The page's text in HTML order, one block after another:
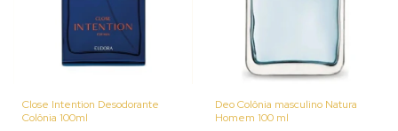
Close Intention Desodorante
Colônia 100ml
Deo Colônia masculino Natura
Homem 100 ml